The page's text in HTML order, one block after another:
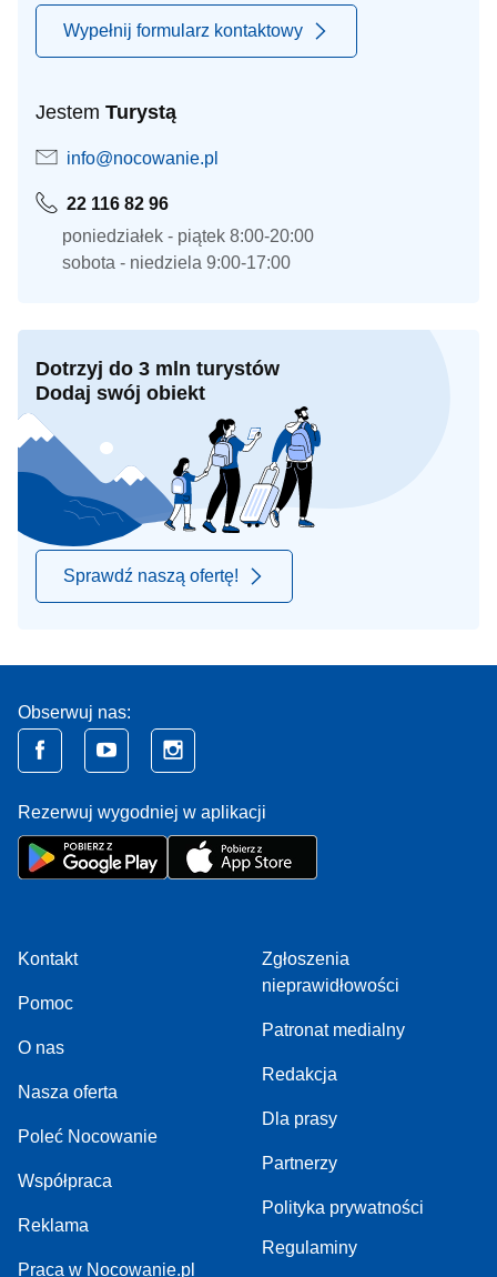
Wypełnij formularz kontaktowy
Jestem Turystą
info@nocowanie.pl
22 116 82 96
poniedziałek - piątek 8:00-20:00
sobota - niedziela 9:00-17:00
Dotrzyj do 3 mln turystów
Dodaj swój obiekt
Sprawdź naszą ofertę!
Obserwuj nas:
Rezerwuj wygodniej w aplikacji
Kontakt
Pomoc
O nas
Nasza oferta
Poleć Nocowanie
Współpraca
Reklama
Praca w Nocowanie.pl
Zgłoszenia
nieprawidłowości
Patronat medialny
Redakcja
Dla prasy
Partnerzy
Polityka prywatności
Regulaminy